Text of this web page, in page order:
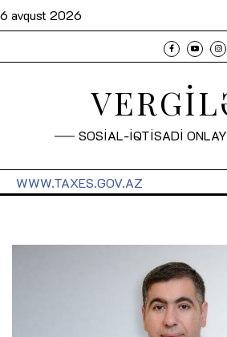
6 avqust 2026
SOSİAL-İQTİSADİ
WWW.TAXES.GOV.AZ